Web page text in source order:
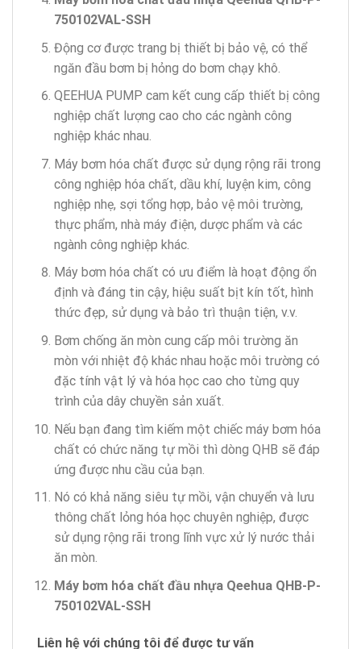
750102VAL-SSH
Động cơ được trang bị thiết bị bảo vệ, có thể
ngăn đầu bơm bị hỏng do bơm chạy khô.
QEEHUA PUMP cam kết cung cấp thiết bị công
nghiệp chất lượng cao cho các ngành công
nghiệp khác nhau.
Máy bơm hóa chất được sử dụng rộng rãi trong
công nghiệp hóa chất, dầu khí, luyện kim, công
nghiệp nhẹ, sợi tổng hợp, bảo vệ môi trường,
thực phẩm, nhà máy điện, dược phẩm và các
ngành công nghiệp khác.
Máy bơm hóa chất có ưu điểm là hoạt động ổn
định và đáng tin cậy, hiệu suất bịt kín tốt, hình
thức đẹp, sử dụng và bảo trì thuận tiện, v.v.
Bơm chống ăn mòn cung cấp môi trường ăn
mòn với nhiệt độ khác nhau hoặc môi trường có
đặc tính vật lý và hóa học cao cho từng quy
trình của dây chuyền sản xuất.
Nếu bạn đang tìm kiếm một chiếc máy bơm hóa
chất có chức năng tự mồi thì dòng QHB sẽ đáp
ứng được nhu cầu của bạn.
Nó có khả năng siêu tự mồi, vận chuyển và lưu
thông chất lỏng hóa học chuyên nghiệp, được
sử dụng rộng rãi trong lĩnh vực xử lý nước thải
ăn mòn.
Máy bơm hóa chất đầu nhựa QeehuaQHB-P-
750102VAL-SSH
Liên hệ với chúng tôi để được tư vấn